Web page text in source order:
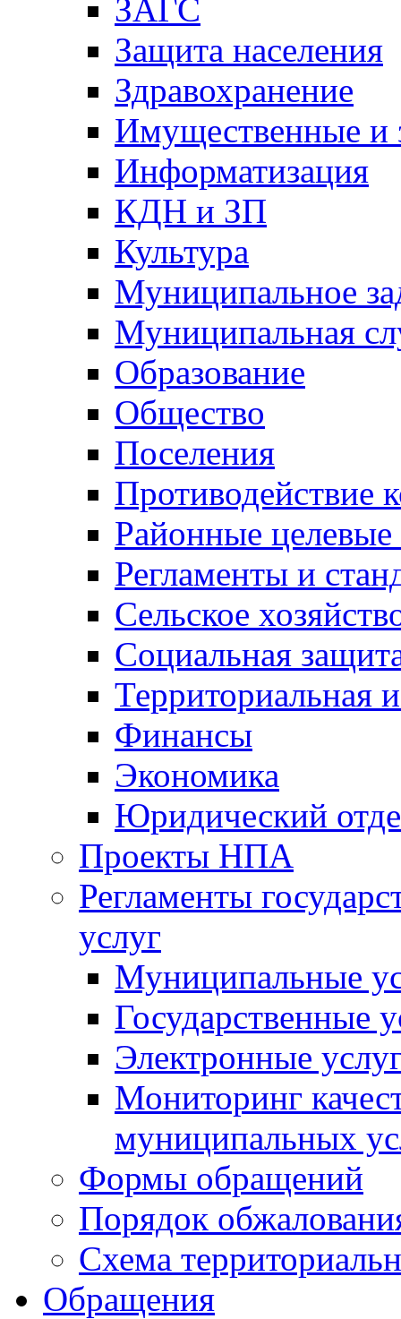
ЗАГС
Защита населения
Здравохранение
Имущественные и
Информатизация
КДН и ЗП
Культура
Муниципальное
Муниципальная
Образование
Общество
Поселения
Противодействие
Районные
Регламенты и
Сельское
Социальная
Территориальная
Финансы
Экономика
Юридический
Проекты НПА
Регламенты
услуг
Муниципальные
Государственные
Электронные
Мониторинг
муниципальных
Формы обращений
Порядок
Схема
Обращения